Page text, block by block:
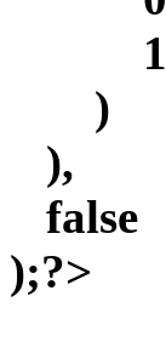
1
)
),
false
);?>